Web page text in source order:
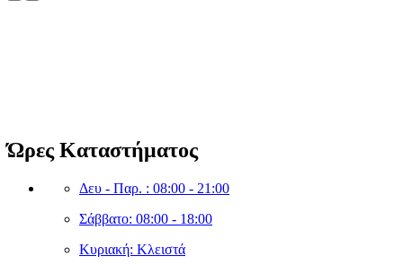
Ώρες Καταστήματος
Δευ - Παρ. : 08:00 - 21:00
Σάββατο: 08:00 - 18:00
Κυριακή: Κλειστά